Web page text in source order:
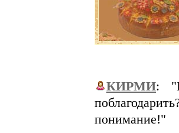
КИРМИ:
понимание!"